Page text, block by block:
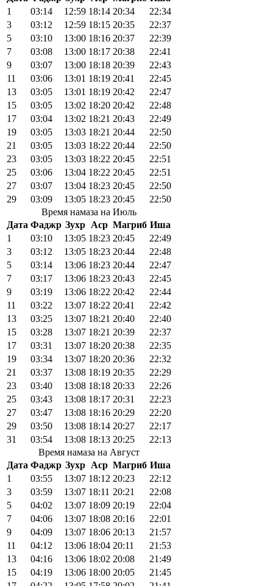
1
03:14 12:59 18:14 20:34
22:34
3
03:12 12:59 18:15 20:35
22:37
5
03:10 13:00 18:16 20:37
22:39
7
03:08 13:00 18:17 20:38
22:41
9
03:07 13:00 18:18 20:39
22:43
11
03:06 13:01 18:19 20:41
22:45
13
03:05 13:01 18:19 20:42
22:47
15
03:05 13:02 18:20 20:42
22:48
17
03:04 13:02 18:21 20:43
22:49
19
03:05 13:03 18:21 20:44
22:50
21
03:05 13:03 18:22 20:44
22:50
23
03:05 13:03 18:22 20:45
22:51
25
03:06 13:04 18:22 20:45
22:51
27
03:07 13:04 18:23 20:45
22:50
29
03:09 13:05 18:23 20:45
22:50
Время намаза на Июль
Дата Фаджр Зухр Аср Магриб Иша
1
03:10 13:05 18:23 20:45
22:49
3
03:12 13:05 18:23 20:44
22:48
5
03:14 13:06 18:23 20:44
22:47
7
03:17 13:06 18:23 20:43
22:45
9
03:19 13:06 18:22 20:42
22:44
11
03:22 13:07 18:22 20:41
22:42
13
03:25 13:07 18:21 20:40
22:40
15
03:28 13:07 18:21 20:39
22:37
17
03:31 13:07 18:20 20:38
22:35
19
03:34 13:07 18:20 20:36
22:32
21
03:37 13:08 18:19 20:35
22:29
23
03:40 13:08 18:18 20:33
22:26
25
03:43 13:08 18:17 20:31
22:23
27
03:47 13:08 18:16 20:29
22:20
29
03:50 13:08 18:14 20:27
22:17
31
03:54 13:08 18:13 20:25
22:13
Время намаза на Август
Дата Фаджр Зухр Аср Магриб Иша
1
03:55 13:07 18:12 20:23
22:12
3
03:59 13:07 18:11 20:21
22:08
5
04:02 13:07 18:09 20:19
22:04
7
04:06 13:07 18:08 20:16
22:01
9
04:09 13:07 18:06 20:13
21:57
11
04:12 13:06 18:04 20:11
21:53
13
04:16 13:06 18:02 20:08
21:49
15
04:19 13:06 18:00 20:05
21:45